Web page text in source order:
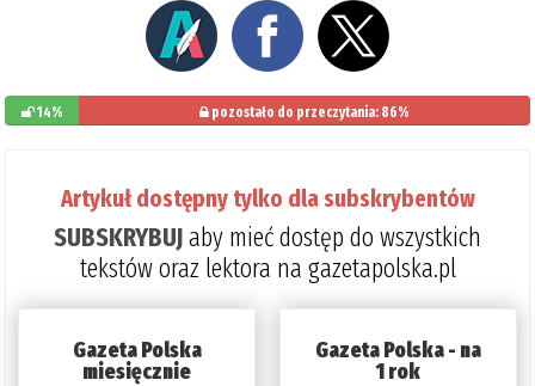
14% pozostało do przeczytania: 86%
Artykuł dostępny tylko dla subskrybentów
SUBSKRYBUJaby mieć dostęp do wszystkich
tekstów oraz lektora na gazetapolska.pl
Gazeta Polska
miesięcznie
Gazeta Polska - na
1 rok